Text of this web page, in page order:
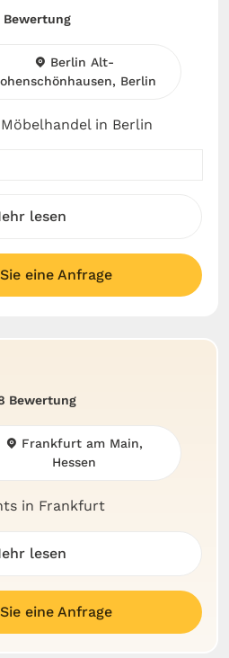
Bewertung
in Berlin
Berlin Alt-
Berlin
lesen
eine Anfrage
Bewertung
in Frankfurt
Frankfurt am Main,
Hessen
lesen
eine Anfrage